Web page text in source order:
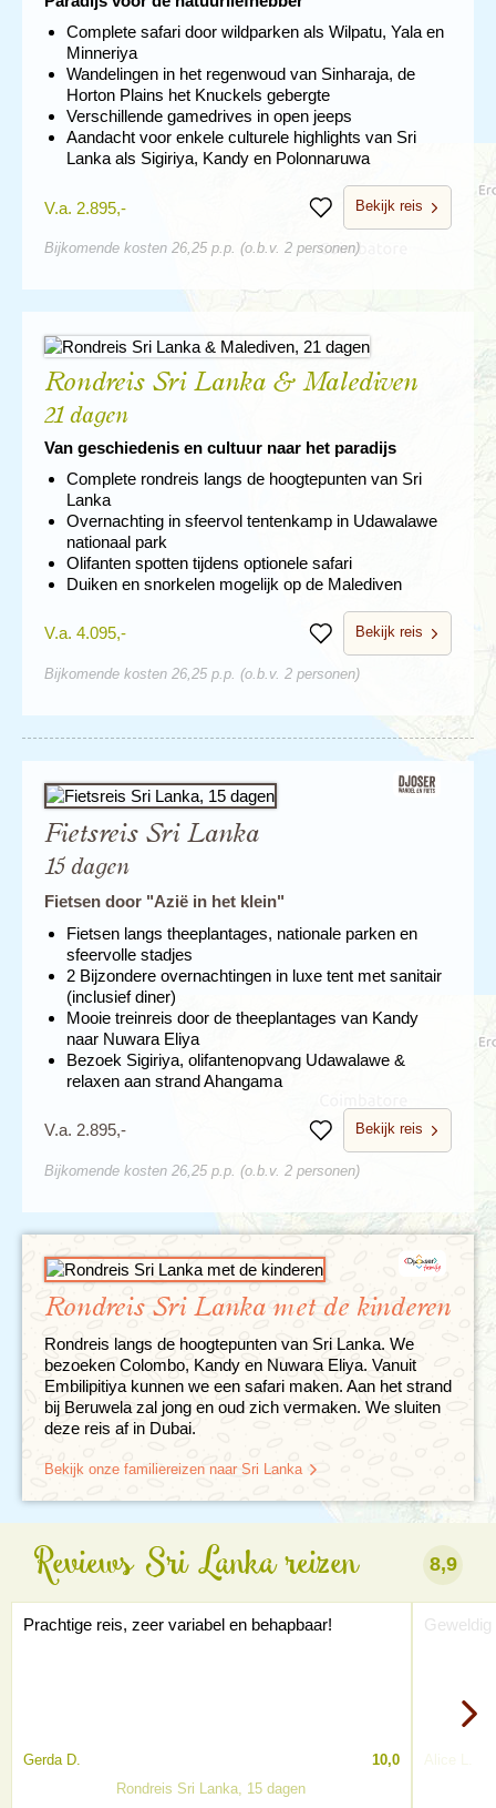
Complete safari door wildparken als Wilpatu, Yala en
Minneriya
Wandelingen in het regenwoud van Sinharaja, de
Horton Plains het Knuckels gebergte
Verschillende gamedrives in open jeeps
Aandacht voor enkele culturele highlights van Sri
Lanka als Sigiriya, Kandy en Polonnaruwa
V.a. 2.895,- BewarenBekijk reis
Bijkomende kosten 26,25 p.p. (o.b.v. 2 personen)
Rondreis Sri Lanka & Malediven
21 dagen
Van geschiedenis en cultuur naar het paradijs
Complete rondreis langs de hoogtepunten van Sri
Lanka
Overnachting in sfeervol tentenkamp in Udawalawe
nationaal park
Olifanten spotten tijdens optionele safari
Duiken en snorkelen mogelijk op de Malediven
V.a. 4.095,- BewarenBekijk reis
Bijkomende kosten 26,25 p.p. (o.b.v. 2 personen)
Fietsreis Sri Lanka
15 dagen
Fietsen door "Azië in het klein"
Fietsen langs theeplantages, nationale parken en
sfeervolle stadjes
2 Bijzondere overnachtingen in luxe tent met sanitair
(inclusief diner)
Mooie treinreis door de theeplantages van Kandy
naar Nuwara Eliya
Bezoek Sigiriya, olifantenopvang Udawalawe &
relaxen aan strand Ahangama
V.a. 2.895,- BewarenBekijk reis
Bijkomende kosten 26,25 p.p. (o.b.v. 2 personen)
Rondreis Sri Lanka met de kinderen
Rondreis langs de hoogtepunten van Sri Lanka. We
bezoeken Colombo, Kandy en Nuwara Eliya. Vanuit
Embilipitiya kunnen we een safari maken. Aan het strand
bij Beruwela zal jong en oud zich vermaken. We sluiten
deze reis af in Dubai.
Bekijk onze familiereizen naar Sri Lanka
Reviews Sri Lanka reizen 8,9
Prachtige reis, zeer variabel en behapbaar!
Gerda D.
10,0
Rondreis Sri Lanka, 15 dagen
Alice L.